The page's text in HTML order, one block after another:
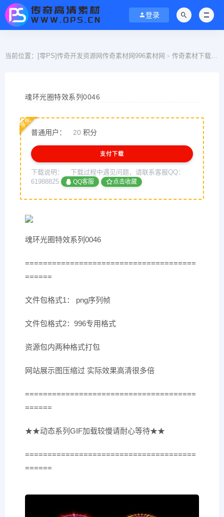
登录
当前位置： [零PS]传奇开发资源网传奇素材网996素材网 > 传奇素材下载
魂环光圈特效系列0046
普通用户： 20 积分
享免
支付下载
下载说明：
下载过程中遇见问题，请联系客服QQ：
61988825
QQ客服 点击收藏
魂环光圈特效系列0046
======================================
======
文件包格式1： png序列帧
文件包格式2：996专用格式
资源包内两种格式打包
网站展示图压缩过 实际效果高清很多倍
======================================
======
★★动态系列GIF加载较慢请耐心等待★★
======================================
======